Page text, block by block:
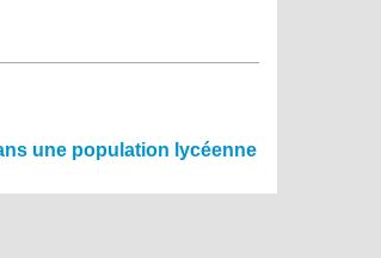
une population lycéenne